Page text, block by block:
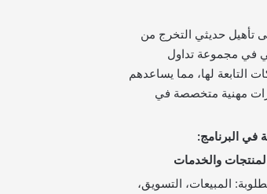
تأهيل حديثي التخرج من
في مجموعة تداول
التابعة لها، مما يساعدهم
مهنية متخصصة في
في البرنامج:
المبيعات، التسويق،